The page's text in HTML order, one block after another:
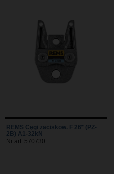
REMS Cęgi zaciskow. F 26* (PZ-
2B) A1-32kN
Nr art. 570730